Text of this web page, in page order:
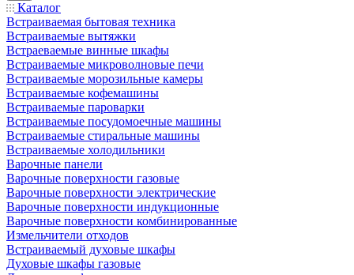
Каталог
Встраиваемая бытовая техника
Встраиваемые вытяжки
Встраеваемые винные шкафы
Встраиваемые микроволновые печи
Встраиваемые морозильные камеры
Встраиваемые кофемашины
Встраиваемые пароварки
Встраиваемые посудомоечные машины
Встраиваемые стиральные машины
Встраиваемые холодильники
Варочные панели
Варочные поверхности газовые
Варочные поверхности электрические
Варочные поверхности индукционные
Варочные поверхности комбинированные
Измельчители отходов
Встраиваемый духовые шкафы
Духовые шкафы газовые